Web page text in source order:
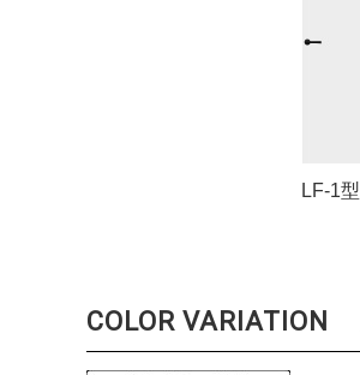
LF-1型
COLOR VARIATION